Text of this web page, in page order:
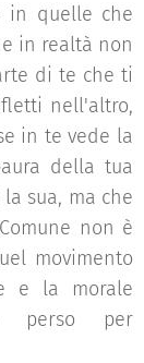
in quelle che
in realtà non
di te che ti
nell'altro,
in te vede la
della tua
sua, ma che
non è
movimento
e la morale
per